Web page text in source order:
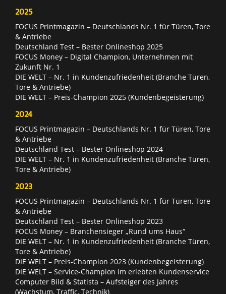
2025
FOCUS Printmagazin – Deutschlands Nr. 1 für Türen, Tore
& Antriebe
Deutschland Test – Bester Onlineshop 2025
FOCUS Money – Digital Champion, Unternehmen mit
Zukunft Nr. 1
DIE WELT – Nr. 1 in Kundenzufriedenheit (Branche Türen,
Tore & Antriebe)
DIE WELT – Preis-Champion 2025 (Kundenbegeisterung)
2024
FOCUS Printmagazin – Deutschlands Nr. 1 für Türen, Tore
& Antriebe
Deutschland Test – Bester Onlineshop 2024
DIE WELT – Nr. 1 in Kundenzufriedenheit (Branche Türen,
Tore & Antriebe)
2023
FOCUS Printmagazin – Deutschlands Nr. 1 für Türen, Tore
& Antriebe
Deutschland Test – Bester Onlineshop 2023
FOCUS Money – Branchensieger „Rund ums Haus“
DIE WELT – Nr. 1 in Kundenzufriedenheit (Branche Türen,
Tore & Antriebe)
DIE WELT – Preis-Champion 2023 (Kundenbegeisterung)
DIE WELT – Service-Champion im erlebten Kundenservice
Computer Bild & Statista – Aufsteiger des Jahres
(Wachstum, Traffic, Technik)